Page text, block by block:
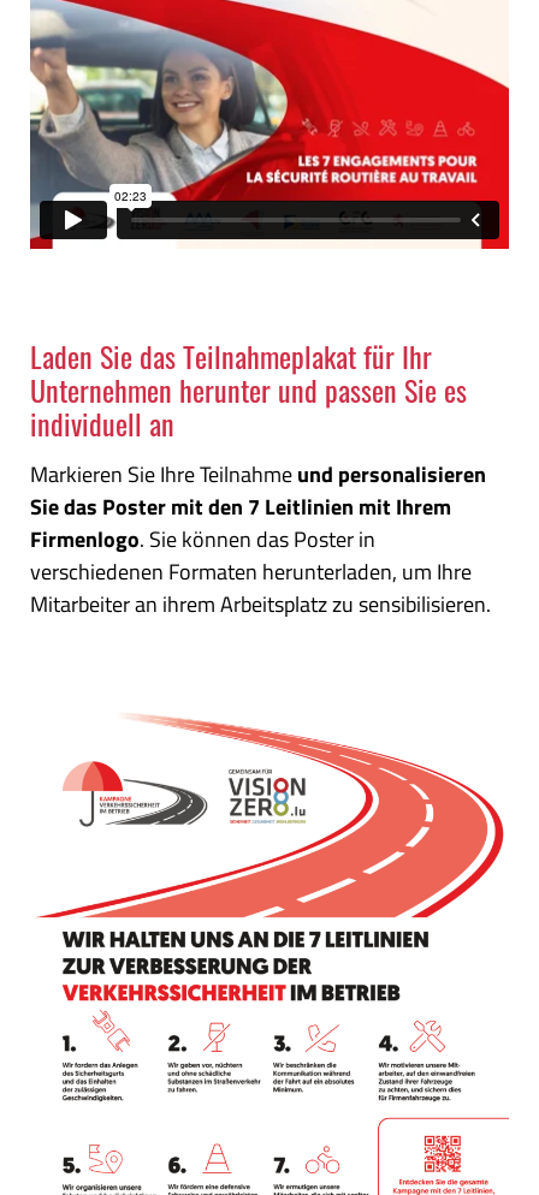
Laden Sie das Teilnahmeplakat für Ihr
Unternehmen herunter und passen Sie es
individuell an
Markieren Sie Ihre Teilnahmeund personalisieren
Sie das Poster mit den 7 Leitlinien mit Ihrem
Firmenlogo. Sie können das Poster in
verschiedenen Formaten herunterladen, um Ihre
Mitarbeiter an ihrem Arbeitsplatz zu sensibilisieren.